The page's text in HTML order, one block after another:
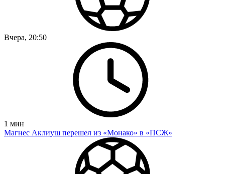
Вчера, 20:50
1 мин
Магнес Аклиуш перешел из «Монако» в «ПСЖ»